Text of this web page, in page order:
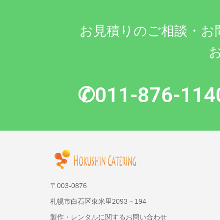
お見積りのご相談・お
✆011-876-
〒003-0876
札幌市白石区東米里2093－194
製作・レンタルに関するお問い合わせ